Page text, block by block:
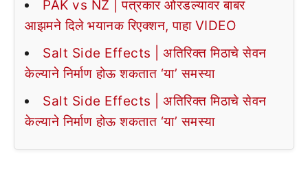
PAK vs NZ | पत्रकार ओरडल्यावर बाबर
आझमने दिले भयानक रिएक्शन, पाहा VIDEO
Salt Side Effects | अतिरिक्त मिठाचे सेवन
केल्याने निर्माण होऊ शकतात ‘या’ समस्या
Salt Side Effects | अतिरिक्त मिठाचे सेवन
केल्याने निर्माण होऊ शकतात ‘या’ समस्या